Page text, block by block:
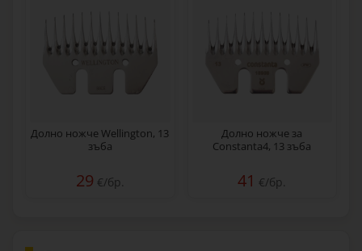
Долно ножче Wellington, 13
зъба
29 €/бр.
Долно ножче за
Constanta4, 13 зъба
41 €/бр.